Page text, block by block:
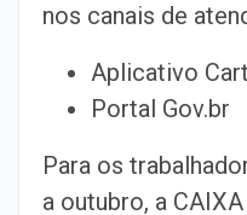
nos canais de
Aplicativo
Portal Gov.br
Para os
a outubro, a